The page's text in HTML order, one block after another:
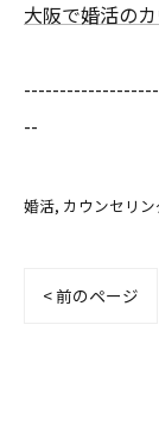
大阪で婚活の
--
婚活 カウンセリン
< 前のページ